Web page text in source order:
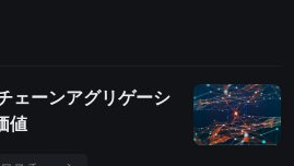
は完全にオープンソースで、SlowMist
セキュリティ監査が完了しました。
イトは正式にK線、資金プールなどの
ェーンアグリゲーシ
値